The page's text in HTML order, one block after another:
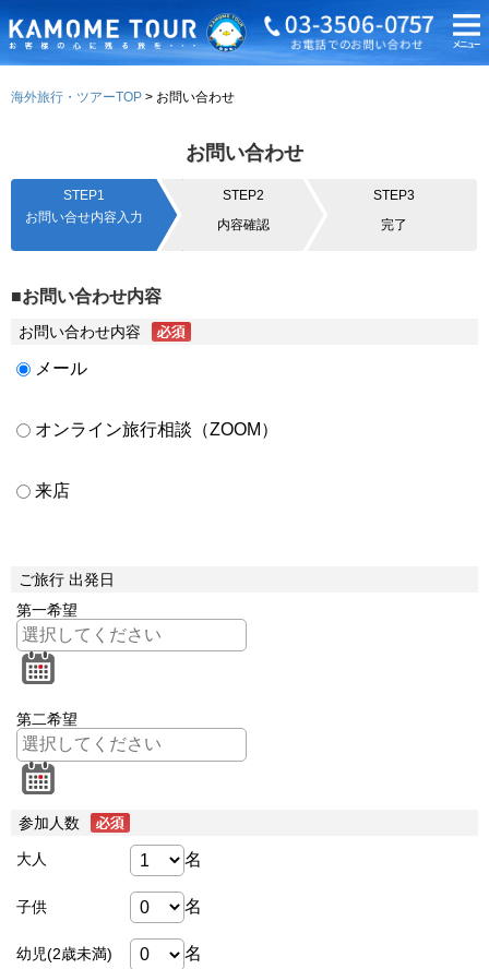
海外旅行・ツアーTOP お問い合わせ
お問い合わせ
STEP1
お問い合せ内容入力
STEP2
内容確認
STEP3
完了
■お問い合わせ内容
お問い合わせ内容
メール
オンライン旅行相談（ZOOM）
来店
ご旅行 出発日
第一希望
第二希望
参加人数
大人 名
子供 名
幼児(2歳未満) 名